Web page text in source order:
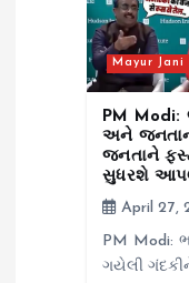
Mayur
PM Modi:
અને
જનતાને
સુધરશે
April 27,
PM Modi:
ગયેલી